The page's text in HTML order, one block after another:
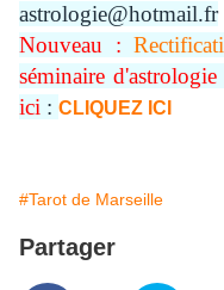
astrologie@hotmail.fr
Nouveau :
séminaire
ici : CLIQUEZ ICI
#Tarot de Marseille
Partager